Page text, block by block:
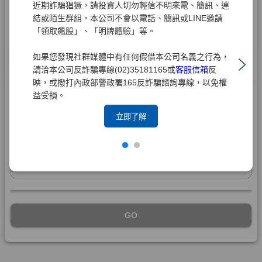
近期詐騙猖獗，請投資人切勿輕信不明來電、簡訊、連
結或陌生群組。本公司不會以電話、簡訊或LINE邀請
「領取飆股」、「明牌體驗」等。
如果您發現社群媒體中有任何假借本公司名義之行為，
請洽本公司反詐騙專線(02)35181165或客服信箱反
映，或撥打內政部警政署165反詐騙諮詢專線，以免權
益受損。
立即了解